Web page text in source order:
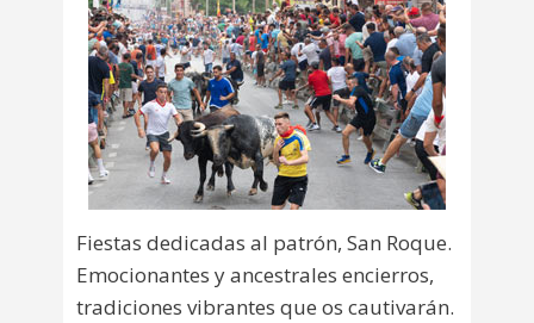
Fiestas dedicadas al patrón, San Roque.
Emocionantes y ancestrales encierros,
tradiciones vibrantes que os cautivarán.